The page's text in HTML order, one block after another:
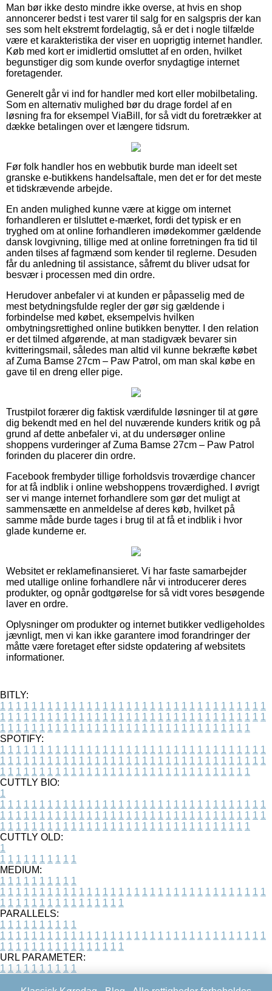
Man bør ikke desto mindre ikke overse, at hvis en shop
annoncerer bedst i test varer til salg for en salgspris der kan
ses som helt ekstremt fordelagtig, så er det i nogle tilfælde
være et karakteristika der viser en uoprigtig internet handler.
Køb med kort er imidlertid omsluttet af en orden, hvilket
begunstiger dig som kunde overfor snydagtige internet
foretagender.
Generelt går vi ind for handler med kort eller mobilbetaling.
Som en alternativ mulighed bør du drage fordel af en
løsning fra for eksempel ViaBill, for så vidt du foretrækker at
dække betalingen over et længere tidsrum.
Før folk handler hos en webbutik burde man ideelt set
granske e-butikkens handelsaftale, men det er for det meste
et tidskrævende arbejde.
En anden mulighed kunne være at kigge om internet
forhandleren er tilsluttet e-mærket, fordi det typisk er en
tryghed om at online forhandleren imødekommer gældende
dansk lovgivning, tillige med at online forretningen fra tid til
anden tilses af fagmænd som kender til reglerne. Desuden
får du anledning til assistance, såfremt du bliver udsat for
besvær i processen med din ordre.
Herudover anbefaler vi at kunden er påpasselig med de
mest betydningsfulde regler der gør sig gældende i
forbindelse med købet, eksempelvis hvilken
ombytningsrettighed online butikken benytter. I den relation
er det tilmed afgørende, at man stadigvæk bevarer sin
kvitteringsmail, således man altid vil kunne bekræfte købet
af Zuma Bamse 27cm – Paw Patrol, om man skal købe en
gave til en dreng eller pige.
Trustpilot forærer dig faktisk værdifulde løsninger til at gøre
dig bekendt med en hel del nuværende kunders kritik og på
grund af dette anbefaler vi, at du undersøger online
shoppens vurderinger af Zuma Bamse 27cm – Paw Patrol
forinden du placerer din ordre.
Facebook frembyder tillige forholdsvis troværdige chancer
for at få indblik i online webshoppens troværdighed. I øvrigt
ser vi mange internet forhandlere som gør det muligt at
sammensætte en anmeldelse af deres køb, hvilket på
samme måde burde tages i brug til at få et indblik i hvor
glade kunderne er.
Websitet er reklamefinansieret. Vi har faste samarbejder
med utallige online forhandlere når vi introducerer deres
produkter, og opnår godtgørelse for så vidt vores besøgende
laver en ordre.
Oplysninger om produkter og internet butikker vedligeholdes
jævnligt, men vi kan ikke garantere imod forandringer der
måtte være foretaget efter sidste opdatering af websitets
informationer.
BITLY:
1 1 1 1 1 1 1 1 1 1 1 1 1 1 1 1 1 1 1 1 1 1 1 1 1 1 1 1 1 1 1 1 1 1
1 1 1 1 1 1 1 1 1 1 1 1 1 1 1 1 1 1 1 1 1 1 1 1 1 1 1 1 1 1 1 1 1 1
1 1 1 1 1 1 1 1 1 1 1 1 1 1 1 1 1 1 1 1 1 1 1 1 1 1 1 1 1 1 1 1
SPOTIFY:
1 1 1 1 1 1 1 1 1 1 1 1 1 1 1 1 1 1 1 1 1 1 1 1 1 1 1 1 1 1 1 1 1 1
1 1 1 1 1 1 1 1 1 1 1 1 1 1 1 1 1 1 1 1 1 1 1 1 1 1 1 1 1 1 1 1 1 1
1 1 1 1 1 1 1 1 1 1 1 1 1 1 1 1 1 1 1 1 1 1 1 1 1 1 1 1 1 1 1 1
CUTTLY BIO:
1
1 1 1 1 1 1 1 1 1 1 1 1 1 1 1 1 1 1 1 1 1 1 1 1 1 1 1 1 1 1 1 1 1 1
1 1 1 1 1 1 1 1 1 1 1 1 1 1 1 1 1 1 1 1 1 1 1 1 1 1 1 1 1 1 1 1 1 1
1 1 1 1 1 1 1 1 1 1 1 1 1 1 1 1 1 1 1 1 1 1 1 1 1 1 1 1 1 1 1 1
CUTTLY OLD:
1
1 1 1 1 1 1 1 1 1 1
MEDIUM:
1 1 1 1 1 1 1 1 1 1
1 1 1 1 1 1 1 1 1 1 1 1 1 1 1 1 1 1 1 1 1 1 1 1 1 1 1 1 1 1 1 1 1 1
1 1 1 1 1 1 1 1 1 1 1 1 1 1 1 1
PARALLELS:
1 1 1 1 1 1 1 1 1 1
1 1 1 1 1 1 1 1 1 1 1 1 1 1 1 1 1 1 1 1 1 1 1 1 1 1 1 1 1 1 1 1 1 1
1 1 1 1 1 1 1 1 1 1 1 1 1 1 1 1
URL PARAMETER:
1 1 1 1 1 1 1 1 1 1